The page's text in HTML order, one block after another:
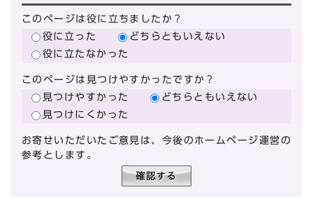
このページは役に立ちましたか？
役に立った
どちらともいえない
役に立たなかった
このページは見つけやすかったですか？
見つけやすかった
どちらともいえない
見つけにくかった
お寄せいただいたご意見は、今後のホームページ運営の
参考とします。